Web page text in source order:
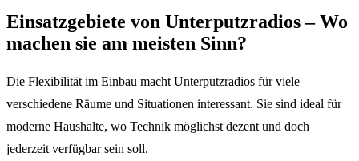
Einsatzgebiete von Unterputzradios – Wo
machen sie am meisten Sinn?
Die Flexibilität im Einbau macht Unterputzradios für viele
verschiedene Räume und Situationen interessant. Sie sind ideal für
moderne Haushalte, wo Technik möglichst dezent und doch
jederzeit verfügbar sein soll.